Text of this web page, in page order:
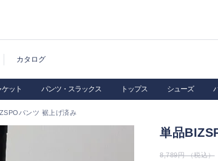
カタログ
ケット パンツ・スラックス トップス シューズ
パンツ 裾上げ済み
単品
8,789円 （税込）